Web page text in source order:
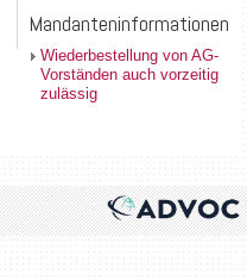
Mandanteninformationen
Wiederbestellung von AG-
Vorständen auch vorzeitig
zulässig